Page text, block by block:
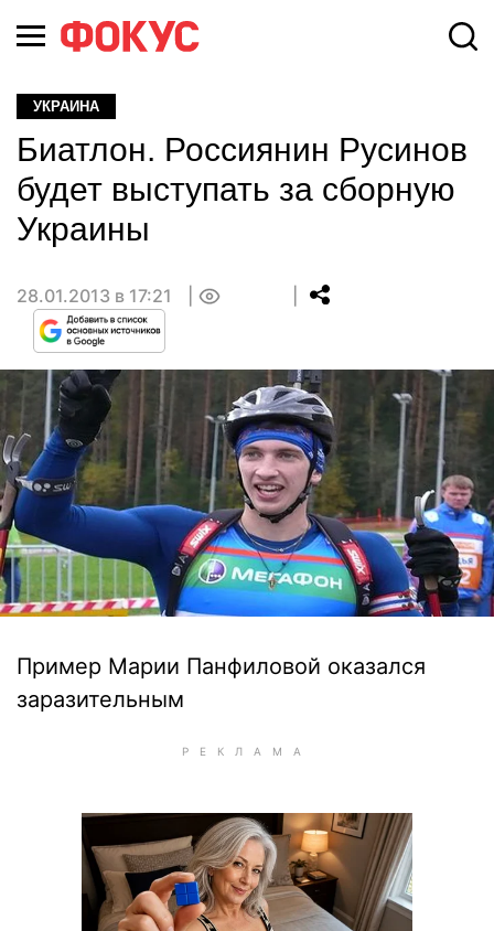
УКРАИНА
Биатлон. Россиянин Русинов
будет выступать за сборную
Украины
28.01.2013 в 17:21
Пример Марии Панфиловой оказался
заразительным